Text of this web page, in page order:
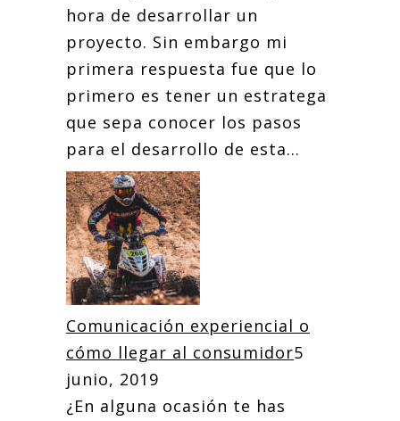
hora de desarrollar un
proyecto. Sin embargo mi
primera respuesta fue que lo
primero es tener un estratega
que sepa conocer los pasos
para el desarrollo de esta...
Comunicación experiencial o
cómo llegar al consumidor5
junio, 2019
¿En alguna ocasión te has